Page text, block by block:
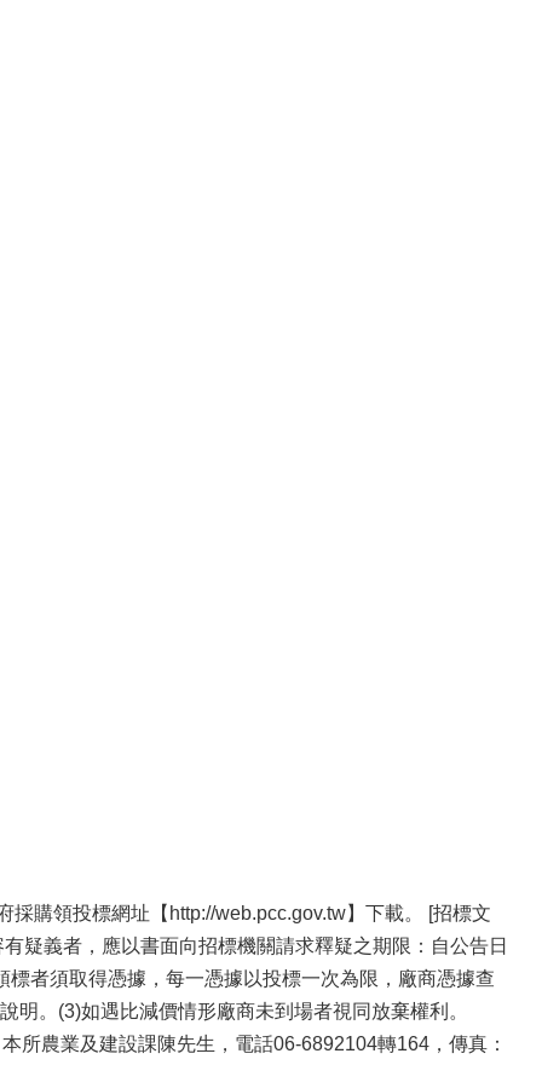
購領投標網址【http://web.pcc.gov.tw】下載。 [招標文
疑義者，應以書面向招標機關請求釋疑之期限：自公告日
者須取得憑據，每一憑據以投標一次為限，廠商憑據查
。(3)如遇比減價情形廠商未到場者視同放棄權利。
所農業及建設課陳先生，電話06-6892104轉164，傳真：